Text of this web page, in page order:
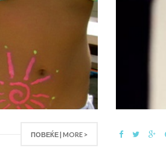
ПОВЕЌЕ | MORE >